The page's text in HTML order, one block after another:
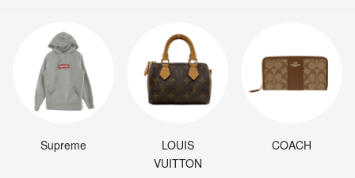
Supreme
LOUIS
VUITTON
COACH